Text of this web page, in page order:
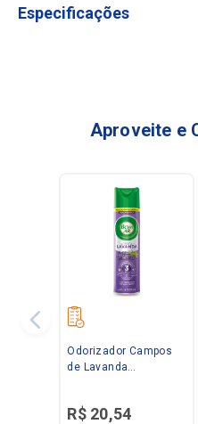
Especificações
Aproveite e
Odorizador Campos
de Lavanda
Bom Ar
R$ 20,54